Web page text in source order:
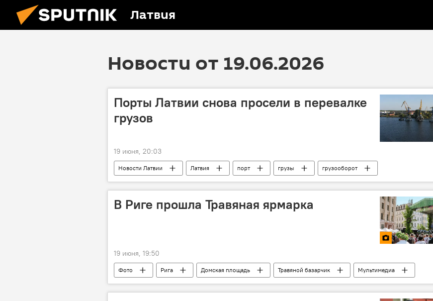
Латвия
Новости от 19.06.2026
Порты Латвии снова просели в перевалке
грузов
19 июня, 20:03
Новости Латвии Латвия порт грузы
грузооборот
Рижский порт
Вентспилсский порт
В Риге прошла Травяная ярмарка
19 июня, 19:50
Фото Рига Домская площадь Травяной базарчик
Мультимедиа
культура
Латвия